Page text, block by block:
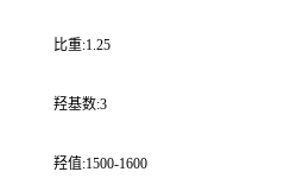
比重:1.25
羟基数:3
羟值:1500-1600